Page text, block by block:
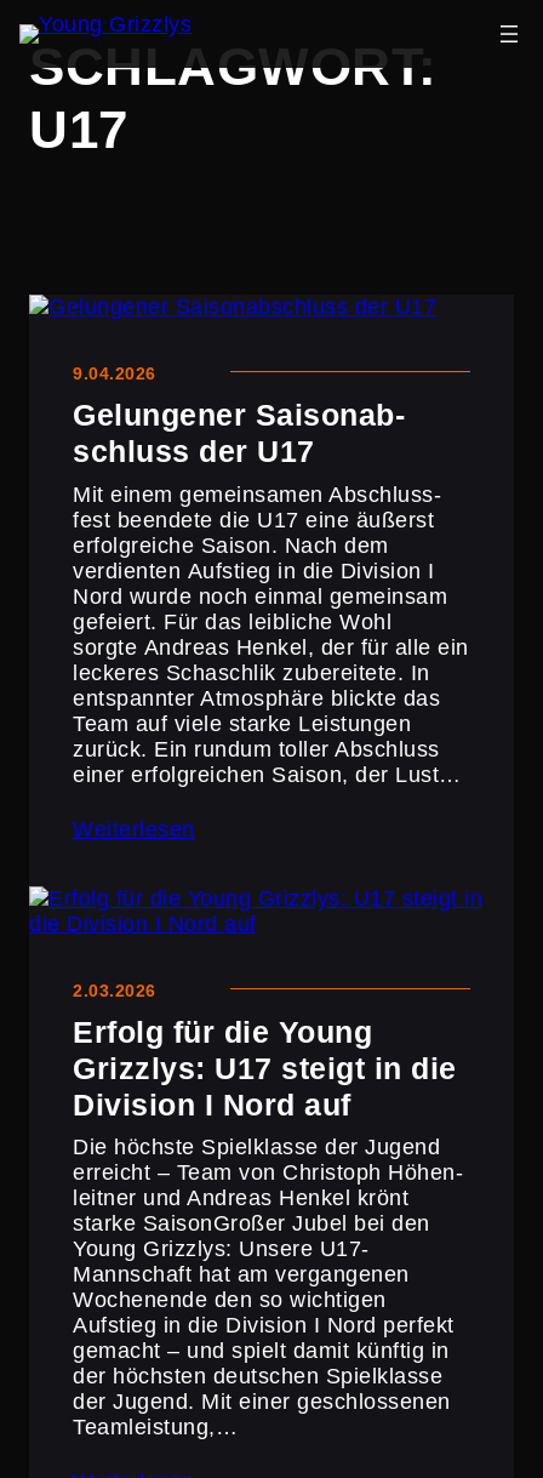
Zum
Inhalt
SCHLAGWORT:
U17
9.04.2026
Gelun­gener Saison­ab­
schluss der U17
Mit einem gemein­samen Abschluss­
fest beendete die U17 eine äußerst
erfolg­reiche Saison. Nach dem
verdienten Aufstieg in die Division I
Nord wurde noch einmal gemeinsam
gefeiert. Für das leibliche Wohl
sorgte Andreas Henkel, der für alle ein
leckeres Schaschlik zuberei­tete. In
entspannter Atmosphäre blickte das
Team auf viele starke Leistungen
zurück. Ein rundum toller Abschluss
einer erfolg­rei­chen Saison, der Lust…
Weiterlesen
2.03.2026
Erfolg für die Young
Grizzlys: U17 steigt in die
Division I Nord auf
Die höchste Spiel­klasse der Jugend
erreicht – Team von Christoph Höhen­
leitner und Andreas Henkel krönt
starke SaisonGroßer Jubel bei den
Young Grizzlys: Unsere U17-
Mannschaft hat am vergan­genen
Wochen­ende den so wichtigen
Aufstieg in die Division I Nord perfekt
gemacht – und spielt damit künftig in
der höchsten deutschen Spiel­klasse
der Jugend. Mit einer geschlos­senen
Teamleis­tung,…